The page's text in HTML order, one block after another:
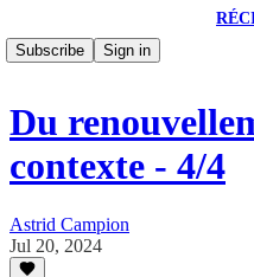
Subscribe
Sign in
Du
contexte - 4/4
Astrid Campion
Jul 20, 2024